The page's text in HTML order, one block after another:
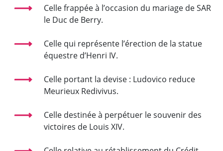
Celle frappée à l’occasion du mariage de SAR
le Duc de Berry.
Celle qui représente l’érection de la statue
équestre d’Henri IV.
Celle portant la devise : Ludovico reduce
Meurieux Redivivus.
Celle destinée à perpétuer le souvenir des
victoires de Louis XIV.